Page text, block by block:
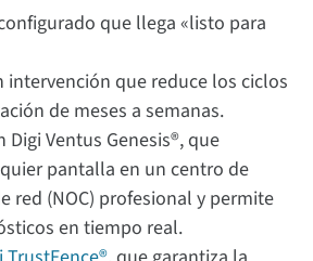
que llega «listo para
intervención que reduce los ciclos
de meses a semanas.
Ventus Genesis®, que
pantalla en un centro de
red (NOC) profesional y permite
en tiempo real.